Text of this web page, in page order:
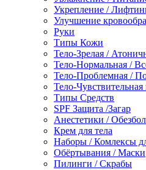
Укрепление /
Улучшение
Руки
Типы Кожи
Тело-Зрелая /
Тело-Нормальная /
Тело-Проблемная /
Тело-Чувствительная
Типы Средств
SPF Защита /Загар
Анестетики /
Крем для тела
Наборы / Комлексы
Обёртывания / Маски
Пилинги / Скрабы